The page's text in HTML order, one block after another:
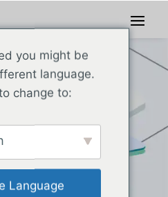
you might be
language.
change to:
Language